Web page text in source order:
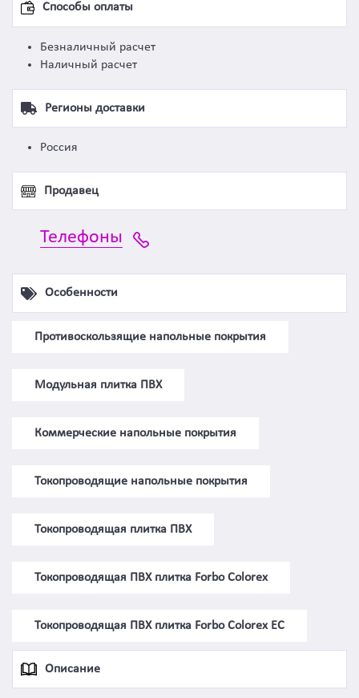
Способы оплаты
Безналичный расчет
Наличный расчет
Регионы доставки
Россия
Продавец
Телефоны
Особенности
Противоскользящие напольные покрытия
Модульная плитка ПВХ
Коммерческие напольные покрытия
Токопроводящие напольные покрытия
Токопроводящая плитка ПВХ
Токопроводящая ПВХ плитка Forbo Colorex
Токопроводящая ПВХ плитка Forbo Colorex EC
Описание